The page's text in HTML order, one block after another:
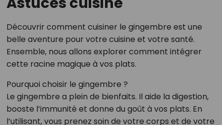
Découvrir comment cuisiner le gingembre est une
belle aventure pour votre cuisine et votre santé.
Ensemble, nous allons explorer comment intégrer
cette racine magique à vos plats.
Pourquoi choisir le gingembre ?
Le gingembre a plein de bienfaits. Il aide la digestion,
booste l’immunité et donne du goût à vos plats. En
l’utilisant, vous prenez soin de votre corps et de votre